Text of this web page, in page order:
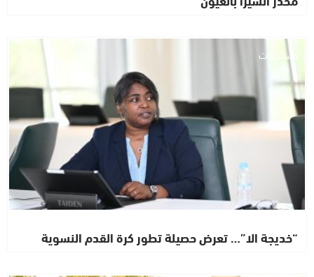
مستجدات
“خديجة الا”… تعرض حصيلة تطور كرة القدم النسوية